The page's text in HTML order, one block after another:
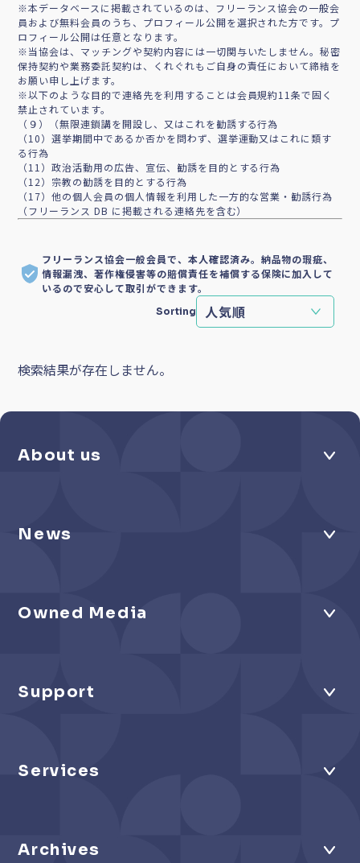
※本データベースに掲載されているのは、フリーランス協会の一般会
員および無料会員のうち、プロフィール公開を選択された方です。プ
ロフィール公開は任意となります。
※当協会は、マッチングや契約内容には一切関与いたしません。秘密
保持契約や業務委託契約は、くれぐれもご自身の責任において締結を
お願い申し上げます。
※以下のような目的で連絡先を利用することは会員規約11条で固く
禁止されています。
（９）（無限連鎖講を開設し、又はこれを勧誘する行為
（10）選挙期間中であるか否かを問わず、選挙運動又はこれに類す
る行為
（11）政治活動用の広告、宣伝、勧誘を目的とする行為
（12）宗教の勧誘を目的とする行為
（17）他の個人会員の個人情報を利用した一方的な営業・勧誘行為
（フリーランス DB に掲載される連絡先を含む）
フリーランス協会一般会員で、本人確認済み。納品物の瑕疵、
情報漏洩、著作権侵害等の賠償責任を補償する保険に加入して
いるので安心して取引ができます。
Sorting
検索結果が存在しません。
About us
News
Owned Media
Support
Services
Archives